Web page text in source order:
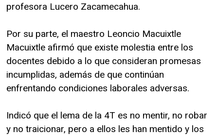
profesora Lucero Zacamecahua.
Por su parte, el maestro Leoncio Macuixtle
Macuixtle afirmó que existe molestia entre los
docentes debido a lo que consideran promesas
incumplidas, además de que continúan
enfrentando condiciones laborales adversas.
Indicó que el lema de la 4T es no mentir, no robar
y no traicionar, pero a ellos les han mentido y los